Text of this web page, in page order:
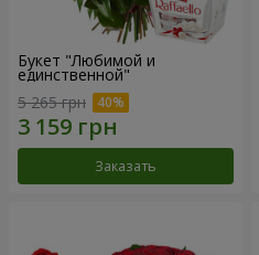
Букет "Любимой и
единственной"
5 265 грн
Заказать